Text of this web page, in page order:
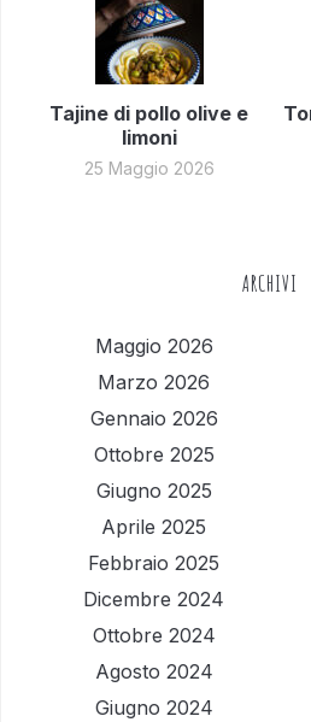
Tajine di pollo olive e
limoni
25 Maggio 2026
ARCHIVI
Maggio 2026
Marzo 2026
Gennaio 2026
Ottobre 2025
Giugno 2025
Aprile 2025
Febbraio 2025
Dicembre 2024
Ottobre 2024
Agosto 2024
Giugno 2024